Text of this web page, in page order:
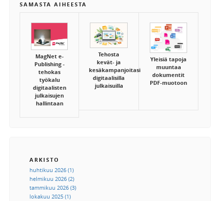
SAMASTA AIHEESTA
MagNet e-
Publishing -
tehokas
työkalu
digitaalisten
julkaisujen
hallintaan
Tehosta
kevät- ja
kesäkampanjoitasi
digitaalisilla
julkaisuilla
Yleisiä tapoja
muuntaa
dokumentit
PDF-muotoon
ARKISTO
huhtikuu 2026 (1)
helmikuu 2026 (2)
tammikuu 2026 (3)
lokakuu 2025 (1)